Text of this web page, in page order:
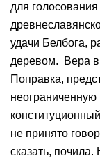
для
удачи Белбога,
деревом. Вера в
Поправка,
неограниченную
не принято
сказать,